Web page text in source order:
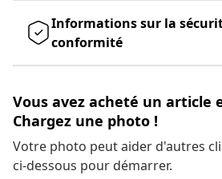
Informations sur la
conformité
Vous avez acheté un article
Chargez une photo !
Votre photo peut aider d'autres
ci-dessous pour démarrer.